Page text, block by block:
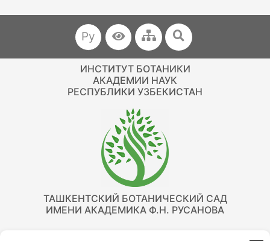
Ру
ИНСТИТУТ БОТАНИКИ
АКАДЕМИИ НАУК
РЕСПУБЛИКИ УЗБЕКИСТАН
ТАШКЕНТСКИЙ БОТАНИЧЕСКИЙ САД
ИМЕНИ АКАДЕМИКА Ф.Н. РУСАНОВА